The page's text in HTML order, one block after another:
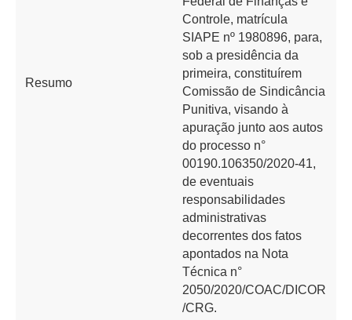
Resumo
Controle, matrícula
SIAPE nº 1980896, para,
sob a presidência da
primeira, constituírem
Comissão de Sindicância
Punitiva, visando à
apuração junto aos autos
do processo n°
00190.106350/2020-41,
de eventuais
responsabilidades
administrativas
decorrentes dos fatos
apontados na Nota
Técnica n°
2050/2020/COAC/DICOR
/CRG.